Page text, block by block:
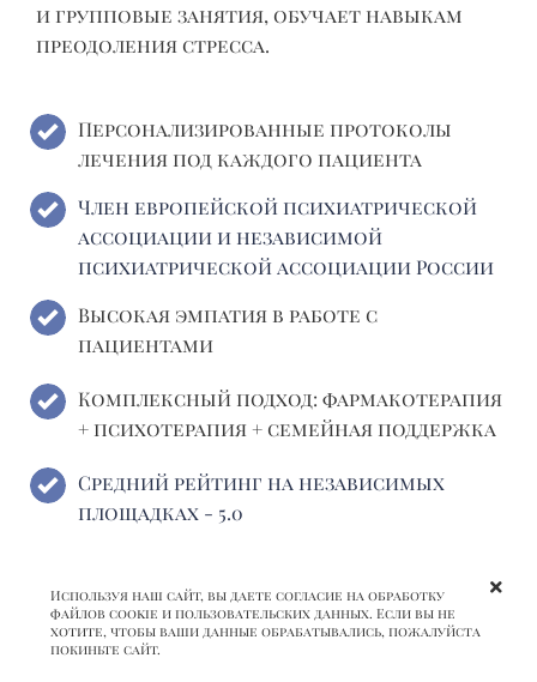
и групповые занятия, обучает навыкам
преодоления стресса.
Персонализированные протоколы
лечения под каждого пациента
Член европейской психиатрической
ассоциации и независимой
психиатрической ассоциации России
Высокая эмпатия в работе с
пациентами
Комплексный подход: фармакотерапия
+ психотерапия + семейная поддержка
Средний рейтинг на независимых
площадках - 5.0
Используя наш сайт, вы даете согласие на обработку
файлов cookie и пользовательских данных. Если вы не
хотите, чтобы ваши данные обрабатывались, пожалуйста
покиньте сайт.